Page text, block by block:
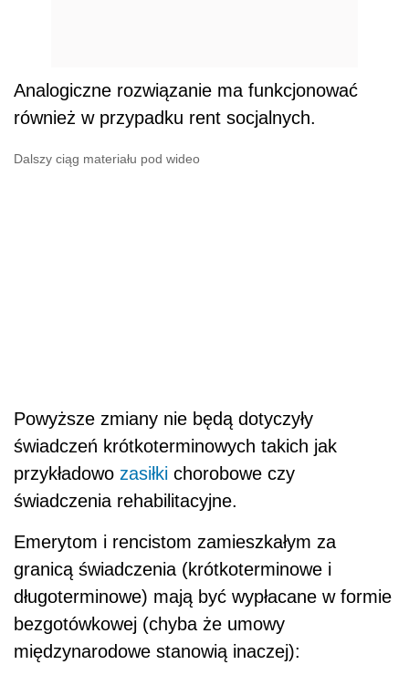
Analogiczne rozwiązanie ma funkcjonować
również w przypadku rent socjalnych.
Dalszy ciąg materiału pod wideo
Powyższe zmiany nie będą dotyczyły
świadczeń krótkoterminowych takich jak
przykładowo zasiłki chorobowe czy
świadczenia rehabilitacyjne.
Emerytom i rencistom zamieszkałym za
granicą świadczenia (krótkoterminowe i
długoterminowe) mają być wypłacane w formie
bezgotówkowej (chyba że umowy
międzynarodowe stanowią inaczej):